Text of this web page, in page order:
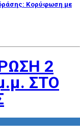
δράσης: Κορύφωση με
2
ΣΤΟ